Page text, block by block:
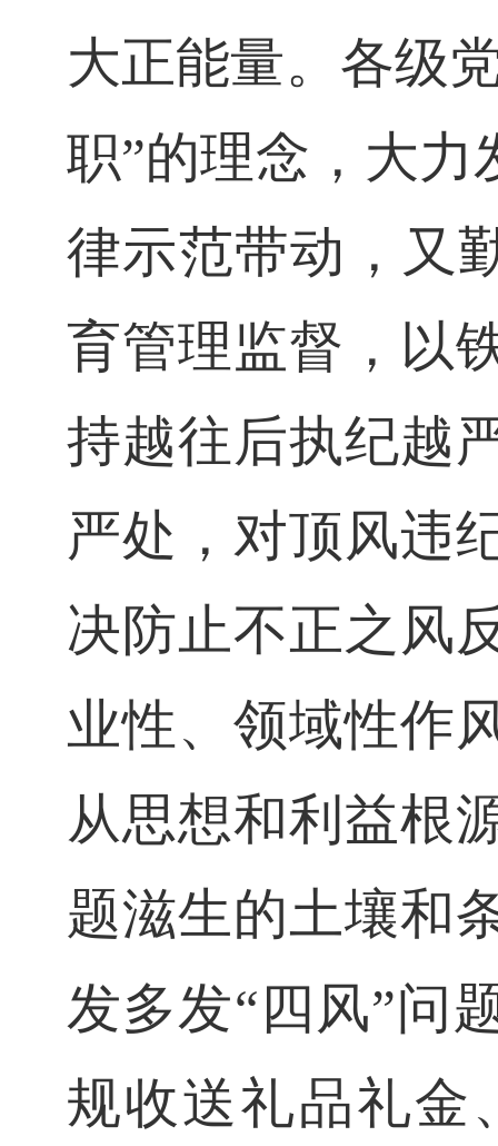
大正能量。各级
职”的理念，大
律示范带动，又
育管理监督，以
持越往后执纪越
严处，对顶风违
决防止不正之风
业性、领域性作
从思想和利益根
题滋生的土壤和
发多发“四风”问
规收送礼品礼金